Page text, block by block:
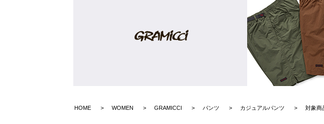
HOME WOMEN GRAMICCI パンツ カジュアルパンツ 対象商